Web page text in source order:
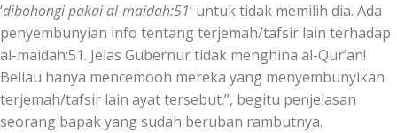
‘dibohongi pakai al-maidah:51‘ untuk tidak memilih dia. Ada
penyembunyian info tentang terjemah/tafsir lain terhadap
al-maidah:51. Jelas Gubernur tidak menghina al-Qur’an!
Beliau hanya mencemooh mereka yang menyembunyikan
terjemah/tafsir lain ayat tersebut.”, begitu penjelasan
seorang bapak yang sudah beruban rambutnya.